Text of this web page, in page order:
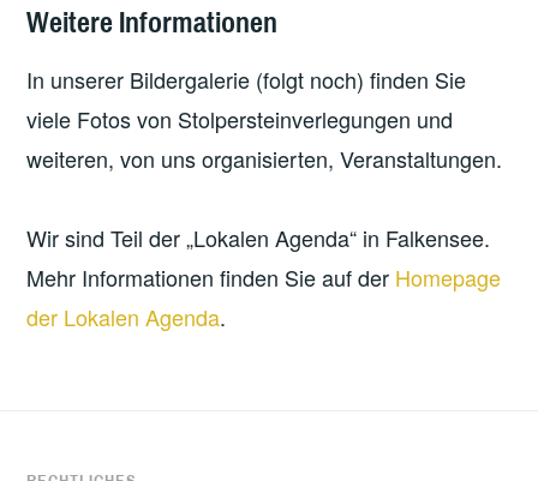
Weitere Informationen
In unserer Bildergalerie (folgt noch) finden Sie
viele Fotos von Stolpersteinverlegungen und
weiteren, von uns organisierten, Veranstaltungen.
Wir sind Teil der „Lokalen Agenda“ in Falkensee.
Mehr Informationen finden Sie auf der Homepage
der Lokalen Agenda.